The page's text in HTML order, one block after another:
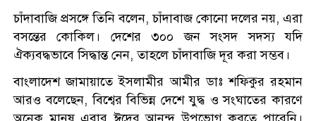
চাঁদাবাজি প্রসঙ্গে তিনি বলেন, চাঁদাবাজ কোনো দলের নয়, এরা
বসন্তের কোকিল। দেশের ৩০০ জন সংসদ সদস্য যদি
ঐক্যবদ্ধভাবে সিদ্ধান্ত নেন, তাহলে চাঁদাবাজি দূর করা সম্ভব।
বাংলাদেশ জামায়াতে ইসলামীর আমীর ডাঃ শফিকুর রহমান
আরও বলেছেন, বিশ্বের বিভিন্ন দেশে যুদ্ধ ও সংঘাতের কারণে